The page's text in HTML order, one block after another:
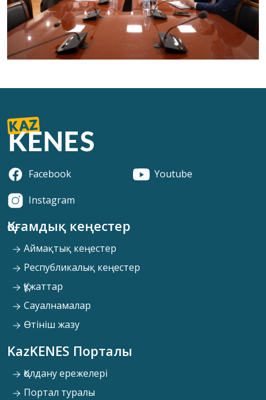
Facebook
Youtube
Instagram
Қоғамдық кеңестер
Аймақтық кеңестер
Республикалық кеңестер
Құжаттар
Сауалнамалар
Өтініш жазу
KazKENES Порталы
Қолдану ережелері
Портал туралы